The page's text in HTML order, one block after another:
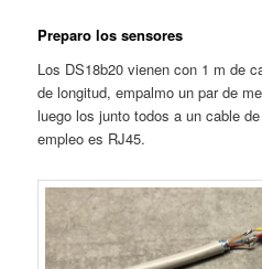
Preparo los sensores
Los DS18b20 vienen con 1 m de
de longitud, empalmo un par de
luego los junto todos a un cable
empleo es RJ45.